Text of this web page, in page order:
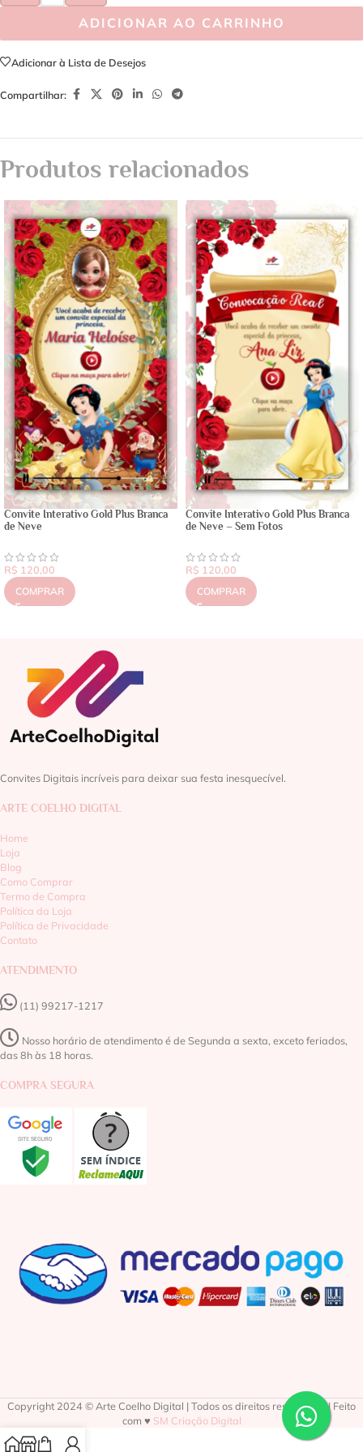
ADICIONAR AO CARRINHO
Adicionar à Lista de Desejos
Compartilhar:
Produtos relacionados
Convite Interativo Gold Plus Branca
de Neve
R$ 120,00
COMPRAR
Convite Interativo Gold Plus Branca
de Neve – Sem Fotos
R$ 120,00
COMPRAR
Convites Digitais incríveis para deixar sua festa inesquecível.
ARTE COELHO DIGITAL
Home
Loja
Blog
Como Comprar
Termo de Compra
Política da Loja
Política de Privacidade
Contato
ATENDIMENTO
(11) 99217-1217‬
Nosso horário de atendimento é de Segunda a sexta, exceto feriados,
das 8h às 18 horas.
COMPRA SEGURA
Copyright 2024 © Arte Coelho Digital | Todos os direitos reservados | Feito
com ♥ SM Criação Digital